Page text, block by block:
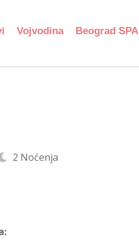
Vojvodina Beograd SPA
2 Noćenja